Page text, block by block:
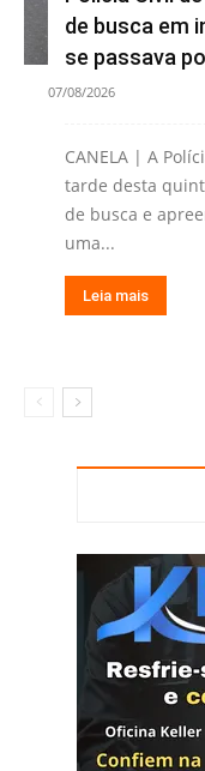
de busca em
se passava
07/08/2026
CANELA | A
tarde desta
de busca e
uma...
Leia mais